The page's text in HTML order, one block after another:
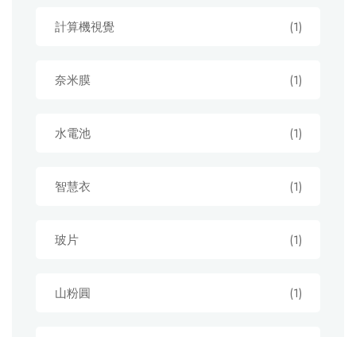
計算機視覺 (1)
奈米膜 (1)
水電池 (1)
智慧衣 (1)
玻片 (1)
山粉圓 (1)